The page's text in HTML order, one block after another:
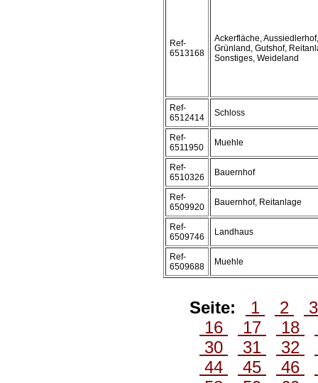
Ref-
6513168
Ackerfläche,
Grünland, Gutshof,
Sonstiges, Weideland
Ref-
6512414
Schloss
Ref-
6511950
Muehle
Ref-
6510326
Bauernhof
Ref-
6509920
Bauernhof, Reitanlage
Ref-
6509746
Landhaus
Ref-
6509688
Muehle
Seite: 1 2
16
17 18
30
31 32
44
45 46